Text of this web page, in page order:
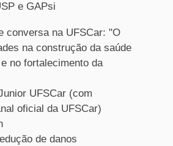
e GAPsi
conversa na UFSCar: "O
na construção da saúde
no fortalecimento da
UFSCar (com
oficial da UFSCar)
de danos